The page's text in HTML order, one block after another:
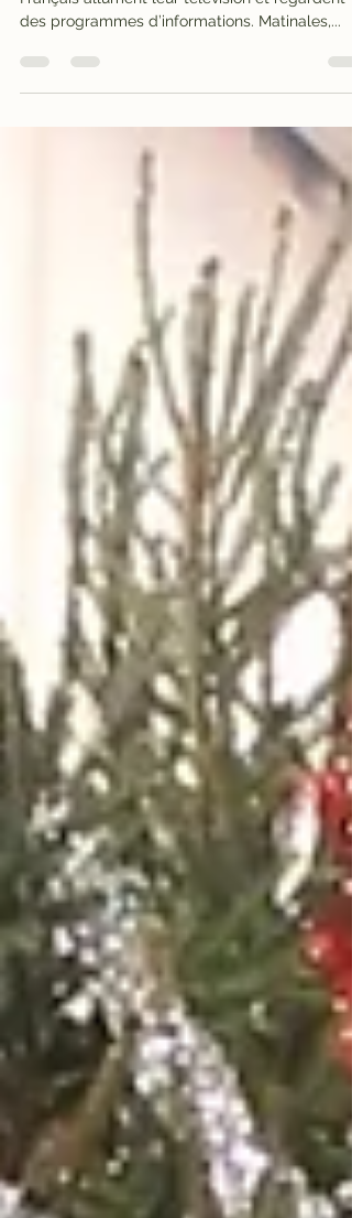
Chaque jour, des millions de Françaises et de
des programmes d’informations. Matinales,...